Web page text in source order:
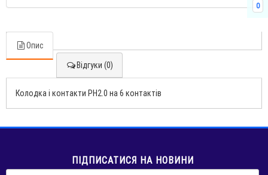
0
Опис
Відгуки (0)
Колодка і контакти PH2.0 на 6 контактів
ПІДПИСАТИСЯ НА НОВИНИ